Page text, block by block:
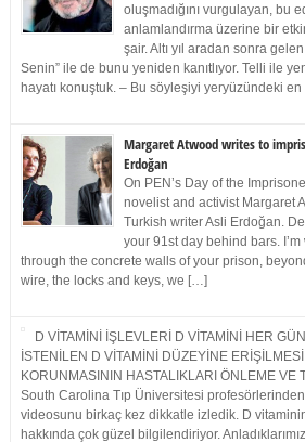
oluşmadığını vurgulayan, bu
anlamlandırma üzerine bir
şair. Altı yıl aradan sonra gelen
Senin” ile de bunu yeniden kanıtlıyor. Telli ile
hayatı konuştuk. – Bu söyleşiyi yeryüzündeki
Margaret Atwood writes to
Erdoğan
On PEN’s Day of the
novelist and activist Margaret
Turkish writer Asli Erdoğan.
your 91st day behind bars.
through the concrete walls of your prison,
wire, the locks and keys, we […]
D VİTAMİNİ İŞLEVLERİ D VİTAMİNİ HER
İSTENİLEN D VİTAMİNİ DÜZEYİNE
KORUNMASININ HASTALIKLARI ÖNLEME VE
South Carolina Tıp Üniversitesi
videosunu birkaç kez dikkatle izledik. D
hakkında çok güzel bilgilendiriyor.